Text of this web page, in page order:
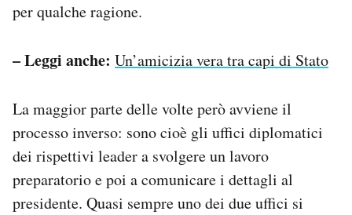
per qualche ragione.
– Leggi anche: Un’amicizia vera tra capi di Stato
La maggior parte delle volte però avviene il
processo inverso: sono cioè gli uffici diplomatici
dei rispettivi leader a svolgere un lavoro
preparatorio e poi a comunicare i dettagli al
presidente. Quasi sempre uno dei due uffici si